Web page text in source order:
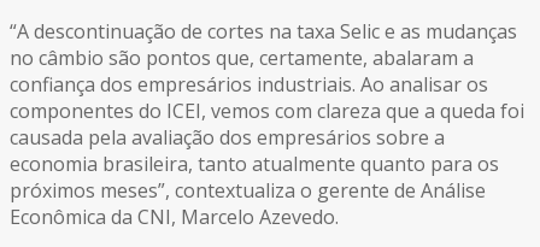
“A descontinuação de cortes na taxa Selic e as mudanças
no câmbio são pontos que, certamente, abalaram a
confiança dos empresários industriais. Ao analisar os
componentes do ICEI, vemos com clareza que a queda foi
causada pela avaliação dos empresários sobre a
economia brasileira, tanto atualmente quanto para os
próximos meses”, contextualiza o gerente de Análise
Econômica da CNI, Marcelo Azevedo.